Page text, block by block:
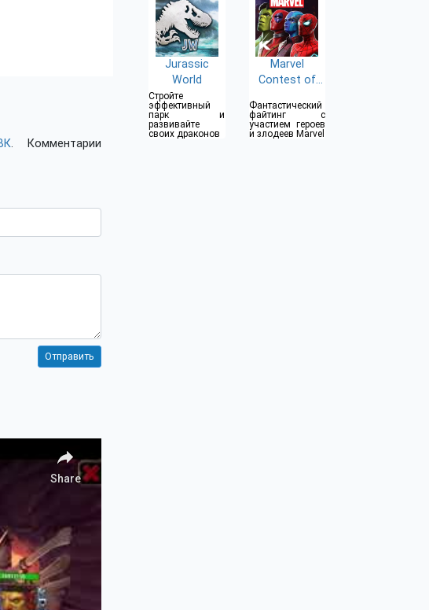
. Комментарии
уровнями
Jurassic
World
Стройте
эффективный
парк и
развивайте
своих драконов
Marvel
Contest of
Фантастический
файтинг с
участием героев
и злодеев Marvel